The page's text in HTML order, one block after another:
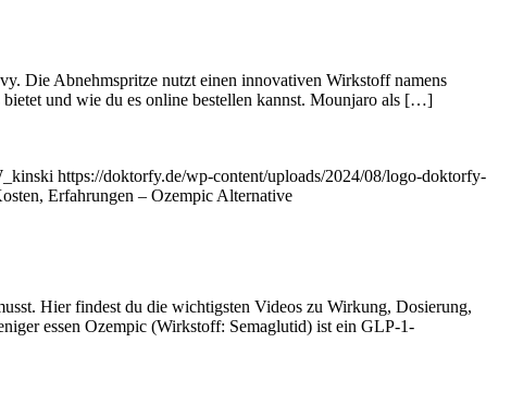
Die Abnehmspritze nutzt einen innovativen Wirkstoff namens
und wie du es online bestellen kannst. Mounjaro als […]
https://doktorfy.de/wp-content/uploads/2024/08/logo-doktorfy-
Erfahrungen – Ozempic Alternative
Hier findest du die wichtigsten Videos zu Wirkung, Dosierung,
essen Ozempic (Wirkstoff: Semaglutid) ist ein GLP-1-